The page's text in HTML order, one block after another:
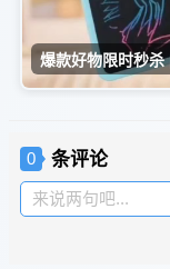
0 条评论
来说两句吧...